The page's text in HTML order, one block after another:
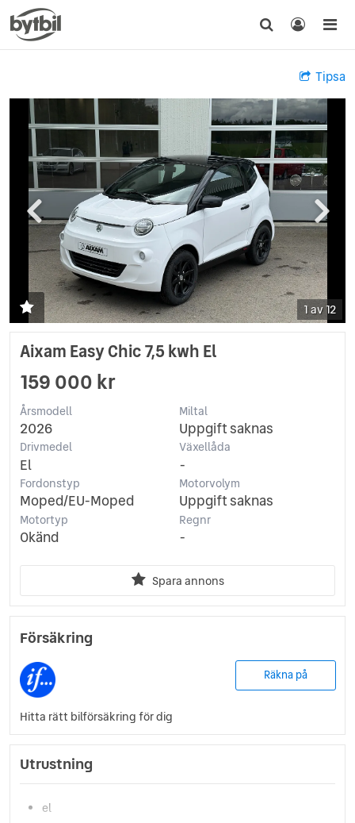
Tipsa
1 av 12
Aixam Easy Chic 7,5 kwh El
159 000 kr
Årsmodell
2026
Miltal
Uppgift saknas
Drivmedel
El
Växellåda
-
Fordonstyp
Moped/EU-Moped
Motorvolym
Uppgift saknas
Motortyp
Okänd
Regnr
-
Spara annons
Försäkring
Räkna på
Hitta rätt bilförsäkring för dig
Utrustning
el